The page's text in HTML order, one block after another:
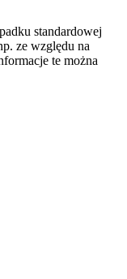
standardowej
ze względu na
te można